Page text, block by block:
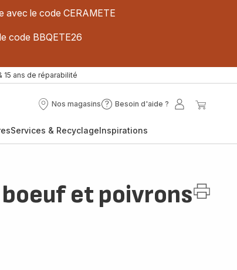
avec le code CERAMETE
code BBQETE26
15 ans de réparabilité
Nos magasins
Nos
Besoin d'aide ?
Besoin
?
Mon
Services & RecyclageInspirations
et poivrons